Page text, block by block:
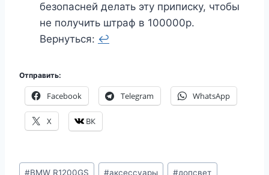
безопасней делать эту приписку, чтобы
не получить штраф в 100000р.
Вернуться: ↩︎
Отправить:
Facebook Telegram WhatsApp
X ВК
Метки
#BMW R1200GS #аксессуары #допсвет